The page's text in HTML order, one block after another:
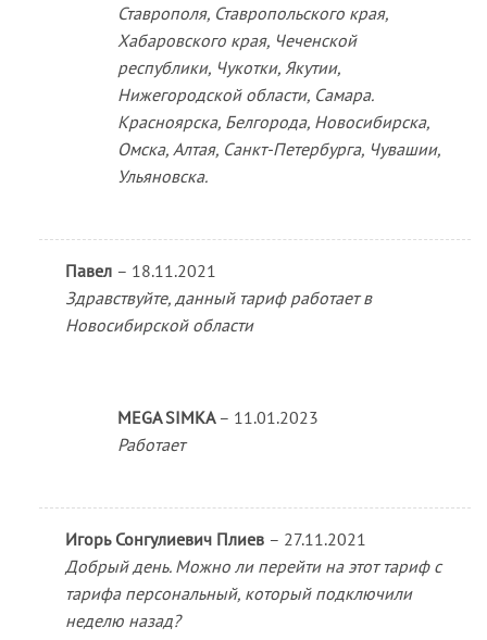
Ставрополя, Ставропольского края,
Хабаровского края, Чеченской
республики, Чукотки, Якутии,
Нижегородской области, Самара.
Красноярска, Белгорода, Новосибирска,
Омска, Алтая, Санкт-Петербурга, Чувашии,
Ульяновска.
Павел – 18.11.2021
Здравствуйте, данный тариф работает в
Новосибирской области
MEGA SIMKA – 11.01.2023
Работает
Игорь Сонгулиевич Плиев – 27.11.2021
Добрый день. Можно ли перейти на этот тариф с
тарифа персональный, который подключили
неделю назад?